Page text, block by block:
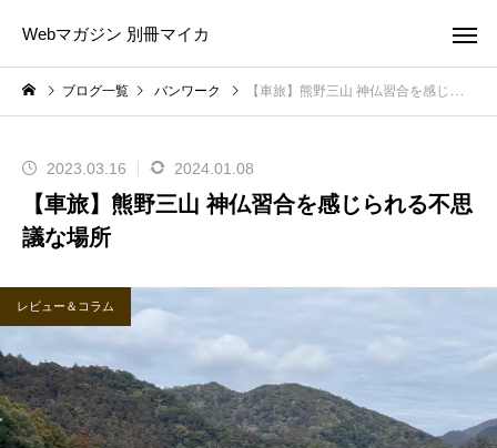
Webマガジン 別冊マイカ
ブログ一覧 バンワーク 【車旅】熊野三山 神仏習合を感じられる不思議な場所
2023.03.16 2024.01.08
【車旅】熊野三山 神仏習合を感じられる不思
議な場所
レビュー＆コラム